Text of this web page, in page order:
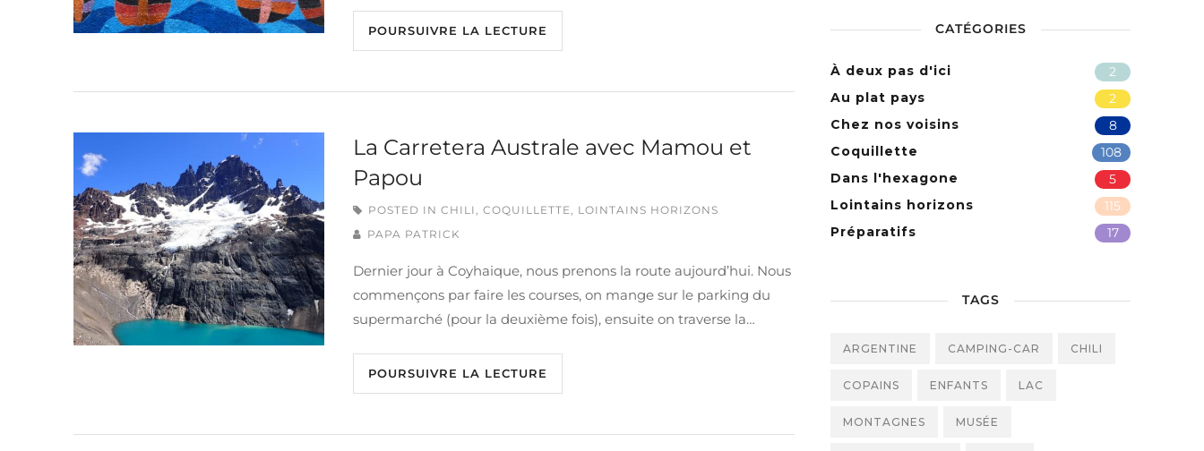
POURSUIVRE LA LECTURE
La Carretera Australe avec Mamou et
Papou
POSTED IN CHILI, COQUILLETTE, LOINTAINS HORIZONS
PAPA PATRICK
Dernier jour à Coyhaique, nous prenons la route aujourd’hui. Nous
commençons par faire les courses, on mange sur le parking du
supermarché (pour la deuxième fois), ensuite on traverse la…
POURSUIVRE LA LECTURE
CATÉGORIES
2
À deux pas d'ici
2
Au plat pays
8
Chez nos voisins
108
Coquillette
5
Dans l'hexagone
115
Lointains horizons
17
Préparatifs
TAGS
ARGENTINE CAMPING-CAR CHILI
COPAINS ENFANTS LAC
MONTAGNES MUSÉE